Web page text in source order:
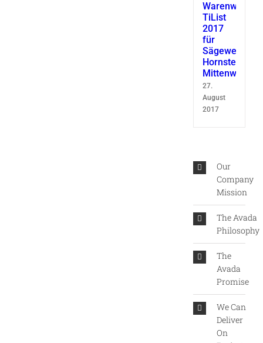
TiList
2017
für
Sägewerk
Hornsteiner
Mittenwald
27.
August
2017
Our
Company
Mission
The Avada
Philosophy
The
Avada
Promise
We Can
Deliver
On